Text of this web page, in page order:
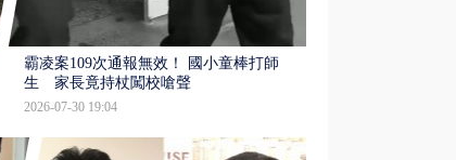
霸凌案109次通報無效！ 國小童棒打師
生 家長竟持杖闖校嗆聲
2026-07-30 19:04